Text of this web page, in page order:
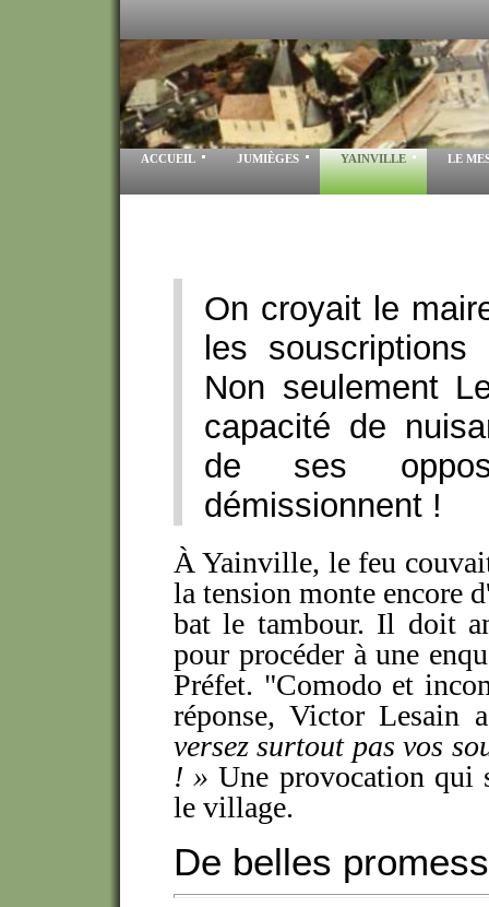
ACCUEIL JUMIÈGES YAINVILLE LE
On croyait le
les
Non seulement
capacité de
de ses
démissionnent !
À Yainville, le feu
la tension monte encore
bat le tambour. Il doit
pour procéder à une
Préfet. "Comodo et
réponse, Victor Lesain
versez surtout pas vos
! » Une provocation qui
le village.
De belles